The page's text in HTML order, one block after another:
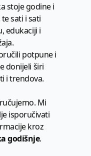
stoje godine i
sati i sati
edukaciji i
potpune i
donijeli širi
i trendova.
Mi
isporučivati
kroz
godišnje.